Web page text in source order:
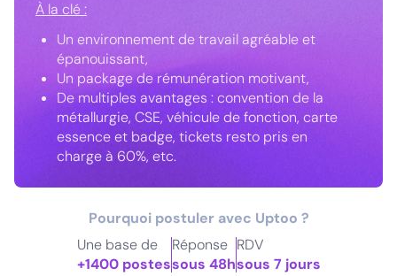
À la clé :
Un environnement de travail agréable et
épanouissant,
Un package de rémunération motivant,
De multiples avantages : convention de la
métallurgie, CSE, véhicule de fonction, carte
essence et badge, tickets resto pris en
charge à 60%, etc.
Pourquoi postuler avec Uptoo ?
Une base de
+1400 postes
Réponse
sous 48h
RDV
sous 7 jours